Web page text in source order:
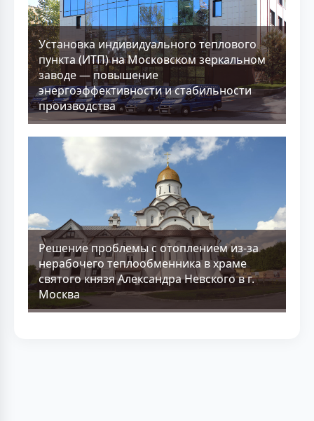
Установка индивидуального теплового
пункта (ИТП) на Московском зеркальном
заводе — повышение
энергоэффективности и стабильности
производства
Решение проблемы с отоплением из-за
нерабочего теплообменника в храме
святого князя Александра Невского в г.
Москва